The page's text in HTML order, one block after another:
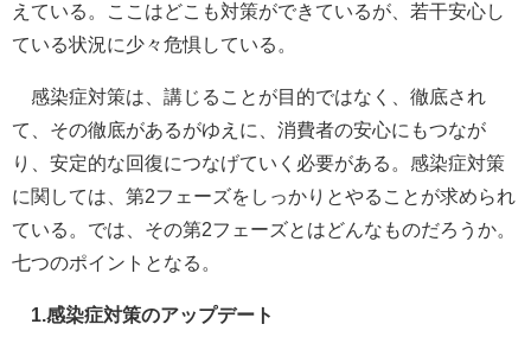
えている。ここはどこも対策ができているが、若干安心し
ている状況に少々危惧している。
感染症対策は、講じることが目的ではなく、徹底され
て、その徹底があるがゆえに、消費者の安心にもつなが
り、安定的な回復につなげていく必要がある。感染症対策
に関しては、第2フェーズをしっかりとやることが求められ
ている。では、その第2フェーズとはどんなものだろうか。
七つのポイントとなる。
1.感染症対策のアップデート